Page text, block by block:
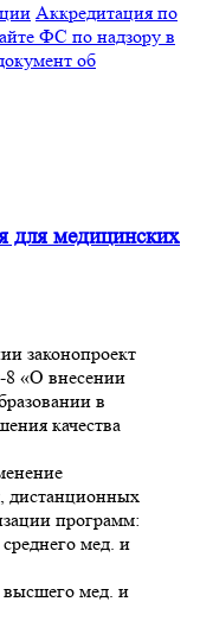
Аккредитация по
ФС по надзору в
об
для медицинских
законопроект
8 «О внесении
в
качества
дистанционных
программ:
мед. и
высшего мед. и